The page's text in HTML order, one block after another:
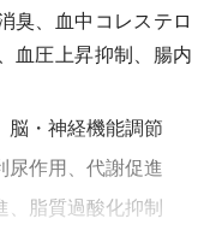
臭、血中コレステロ
血圧上昇抑制、腸内
・神経機能調節
作用、代謝促進
脂質過酸化抑制